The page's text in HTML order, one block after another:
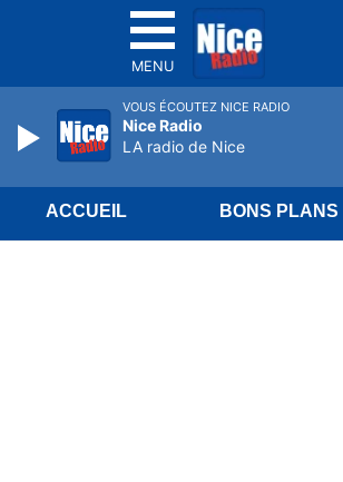
MENU
ACCUEIL BONS PLANS
VOUS ÉCOUTEZ NICE RADIO
Nice Radio
LA radio de Nice